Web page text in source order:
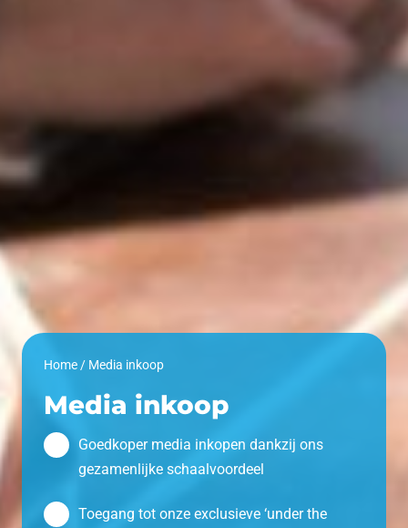
Home / Media inkoop
Media inkoop
Goedkoper media inkopen dankzij ons
gezamenlijke schaalvoordeel
Toegang tot onze exclusieve ‘under the